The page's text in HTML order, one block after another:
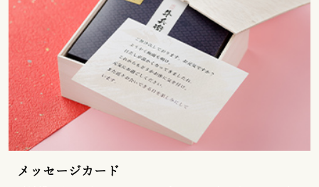
メッセージカード